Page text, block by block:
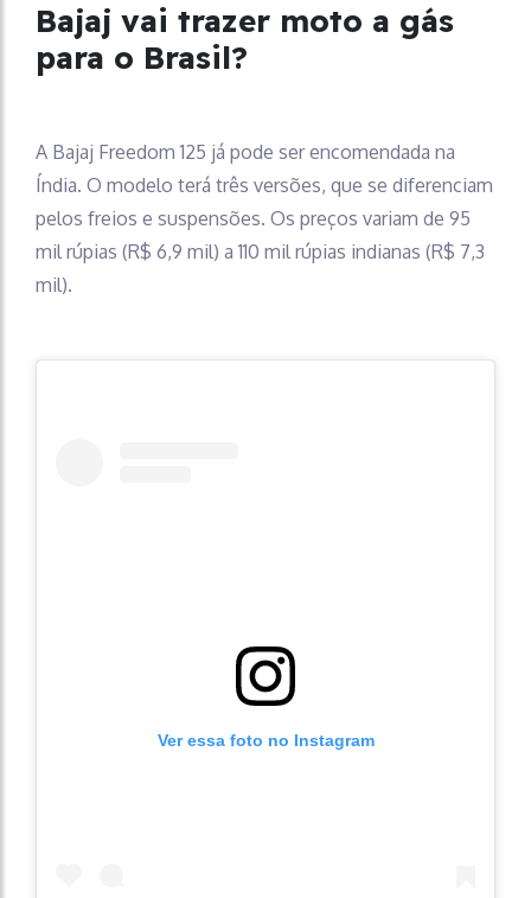
Bajaj vai trazer moto a gás
para o Brasil?
A Bajaj Freedom 125 já pode ser encomendada na
Índia. O modelo terá três versões, que se diferenciam
pelos freios e suspensões. Os preços variam de 95
mil rúpias (R$ 6,9 mil) a 110 mil rúpias indianas (R$ 7,3
mil).
Ver essa foto no Instagram